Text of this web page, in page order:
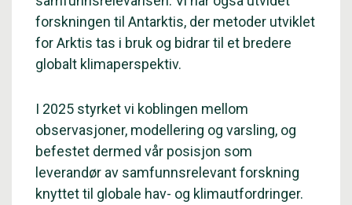
forskningen til Antarktis, der metoder utviklet
for Arktis tas i bruk og bidrar til et bredere
globalt klimaperspektiv.
I 2025 styrket vi koblingen mellom
observasjoner, modellering og varsling, og
befestet dermed vår posisjon som
leverandør av samfunnsrelevant forskning
knyttet til globale hav- og klimautfordringer.